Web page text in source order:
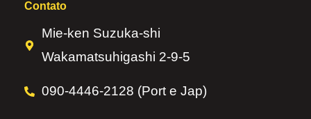
Contato
Mie-ken Suzuka-shi
Wakamatsuhigashi 2-9-5
090-4446-2128 (Port e Jap)